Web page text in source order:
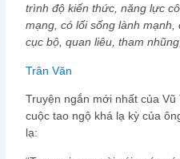
trình độ kiến thức, năng lực
mạng, có lối sống lành
cục bộ, quan liêu, tham
Trân Văn
Truyện ngắn mới nhất của Vũ
cuộc tao ngộ khá lạ kỳ của
lạ: